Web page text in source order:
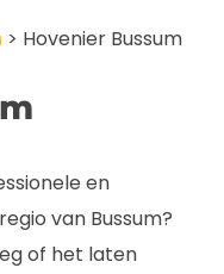
> Hovenier Bussum
en
van Bussum?
of het laten